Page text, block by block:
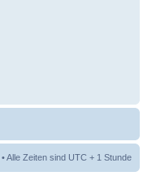
• Alle Zeiten sind UTC + 1 Stunde